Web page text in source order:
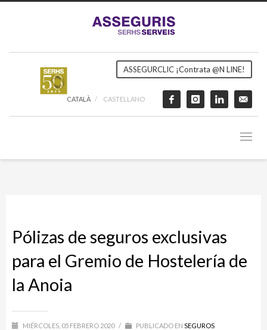
ASSEGURCLIC ¡Contrata @N LINE!
CATALÀ CASTELLANO
Pólizas de seguros exclusivas
para el Gremio de Hostelería de
la Anoia
MIÉRCOLES, 05 FEBRERO 2020 / PUBLICADO EN SEGUROS